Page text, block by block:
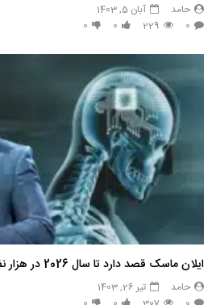
حامد
آبان 5, 1403
0
229
0
0
ایلان ماسک قصد دارد تا سال 2026 در هزار نفر تراشه کاشت کند
حامد
تیر 26, 1403